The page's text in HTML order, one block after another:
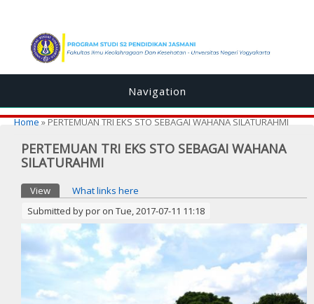
Navigation
You are here
Home » PERTEMUAN TRI EKS STO SEBAGAI WAHANA SILATURAHMI
PERTEMUAN TRI EKS STO SEBAGAI WAHANA
SILATURAHMI
Primary tabs
View (active tab)
What links here
Submitted bypor on Tue, 2017-07-11 11:18